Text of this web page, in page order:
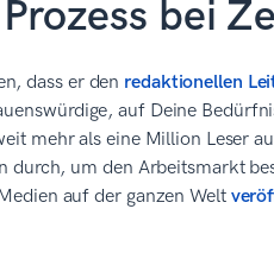
bei
dass er den redaktionellen
auf Deine
mehr als eine Million Leser
um den Arbeitsmarkt
auf der ganzen Welt